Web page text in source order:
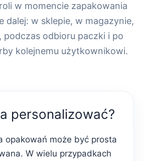
w momencie zapakowania
dalej: w sklepie, w magazynie,
podczas odbioru paczki i po
kolejnemu użytkownikowi.
personalizować?
opakowań może być prosta
W wielu przypadkach